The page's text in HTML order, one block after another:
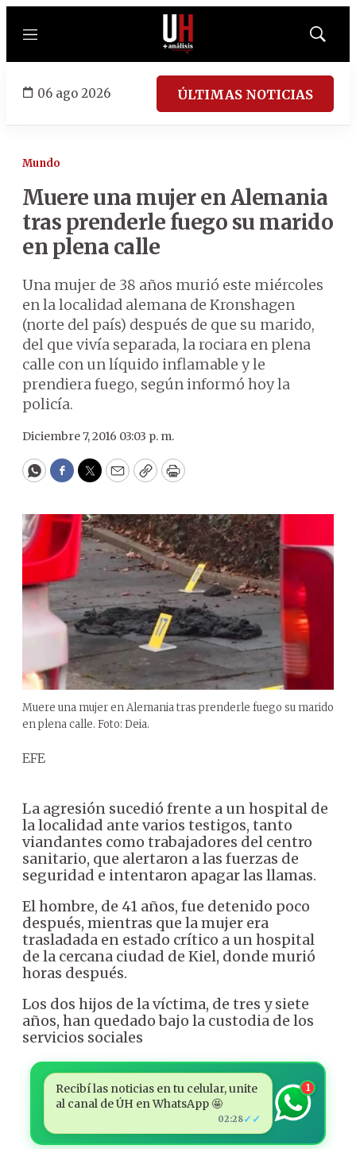
Menú
Mostrar
06 ago 2026 ÚLTIMAS NOTICIAS
Mundo
Muere una mujer en Alemania
tras prenderle fuego su marido
en plena calle
Una mujer de 38 años murió este miércoles
en la localidad alemana de Kronshagen
(norte del país) después de que su marido,
del que vivía separada, la rociara en plena
calle con un líquido inflamable y le
prendiera fuego, según informó hoy la
policía.
Diciembre 7, 2016 03:03 p. m.
WhatsApp
Facebook
Twitter
EmailCopyPrint
Muere una mujer en Alemania tras prenderle fuego su marido
en plena calle. Foto: Deia.
EFE
La agresión sucedió frente a un hospital de
la localidad ante varios testigos, tanto
viandantes como trabajadores del centro
sanitario, que alertaron a las fuerzas de
seguridad e intentaron apagar las llamas.
El hombre, de 41 años, fue detenido poco
después, mientras que la mujer era
trasladada en estado crítico a un hospital
de la cercana ciudad de Kiel, donde murió
horas después.
Los dos hijos de la víctima, de tres y siete
años, han quedado bajo la custodia de los
servicios sociales
Recibí las noticias en tu celular, unite
al canal de ÚH en WhatsApp 🤩
02:28✓✓
1